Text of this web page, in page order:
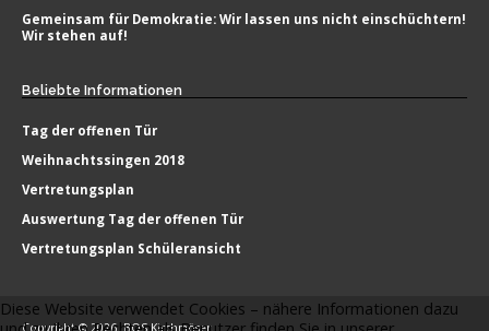
Gemeinsam für Demokratie: Wir lassen uns nicht einschüchtern!
Wir stehen auf!
Beliebte Informationen
Tag der offenen Tür
Weihnachtssingen 2018
Vertretungsplan
Auswertung Tag der offenen Tür
Vertretungsplan Schüleransicht
Diese Website verwendet Cookies – nähere Informationen dazu